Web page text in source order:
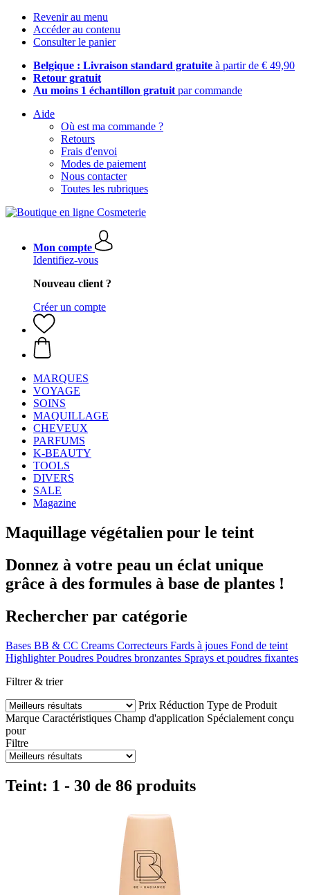
Revenir au menu
Accéder au contenu
Consulter le panier
Belgique : Livraison standard gratuite à partir de € 49,90
Retour gratuit
Au moins 1 échantillon gratuit par commande
Aide
Où est ma commande ?
Retours
Frais d'envoi
Modes de paiement
Nous contacter
Toutes les rubriques
Mon compte
Identifiez-vous
Nouveau client ?
Créer un compte
MARQUES
VOYAGE
SOINS
MAQUILLAGE
CHEVEUX
PARFUMS
K-BEAUTY
TOOLS
DIVERS
SALE
Magazine
Maquillage végétalien pour le teint
Donnez à votre peau un éclat unique
grâce à des formules à base de plantes !
Rechercher par catégorie
Bases BB & CC Creams Correcteurs Fards à joues Fond de teint
Highlighter Poudres Poudres bronzantes Sprays et poudres fixantes
Filtrer & trier
Prix Réduction Type de Produit
Marque Caractéristiques Champ d'application Spécialement conçu
pour
Filtre
Teint: 1 - 30 de 86 produits